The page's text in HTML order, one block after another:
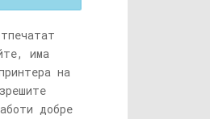
има
на
добре